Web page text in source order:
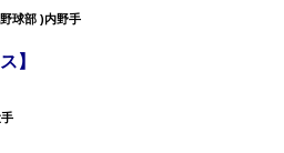
球部 )内野手
】